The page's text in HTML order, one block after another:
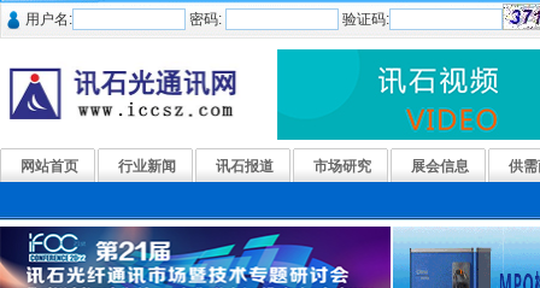
用户名: 密码: 验证码:
网站首页 行业新闻 讯石报道 市场研究 展会信息 供